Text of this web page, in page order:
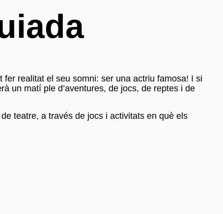
realitat el seu somni: ser una actriu famosa! I si
un matí ple d’aventures, de jocs, de reptes i de
teatre, a través de jocs i activitats en què els